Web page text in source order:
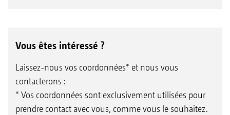
Vous êtes intéressé ?
Laissez-nous vos coordonnées* et nous vous
contacterons :
* Vos coordonnées sont exclusivement utilisées pour
prendre contact avec vous, comme vous le souhaitez.